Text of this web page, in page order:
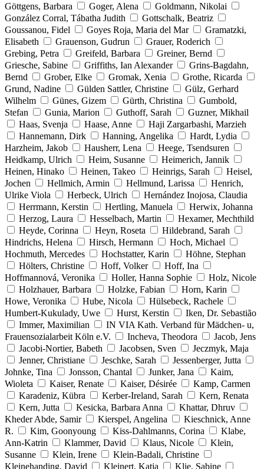
Göttgens, Barbara
Goger, Alena
Goldmann, Nikolai
González Corral, Tábatha Judith
Gottschalk, Beatriz
Goussanou, Fidel
Goyes Roja, Maria del Mar
Gramatzki,
Elisabeth
Grauenson, Gudrun
Grauer, Roderich
Grebing, Petra
Greifeld, Barbara
Greiner, Bernd
Griesche, Sabine
Griffiths, Ian Alexander
Grins-Bagdahn,
Bernd
Grober, Elke Gromak, Xenia
Grothe, Ricarda
Grund, Nadine
Gülden Sattler, Christine
Gülz, Gerhard
Wilhelm
Günes, Gizem Gürth, Christina
Gumbold,
Stefan
Gunia, Marion Guthoff, Sarah
Guzner, Mikhail
Haas, Svenja
Haase, Anne
Haji Zargarbashi, Marzieh
Hannemann, Dirk
Hanning, Angelika
Hardt, Lydia
Harzheim, Jakob
Hausherr, Lena
Heege, Tsendsuren
Heidkamp, Ulrich
Heim, Susanne
Heimerich, Jannik
Heinen, Hinako
Heinen, Takeo Heinrigs, Sarah
Heisel,
Jochen
Hellmich, Armin Hellmund, Larissa
Henrich,
Ulrike Viola
Herbeck, Ulrich
Hernández Inojosa, Claudia
Herrmann, Kerstin
Hertling, Manuela
Herwix, Johanna
Herzog, Laura
Hesselbach, Martin
Hexamer, Mechthild
Heyde, Corinna
Heyn, Roseta
Hildebrand, Sarah
Hindrichs, Helena
Hirsch, Hermann
Hoch, Michael
Hochmuth, Mercedes
Hochstatter, Karin
Höhne, Stephan
Hölters, Christine
Hoff, Volker
Hoff, Ina
Hoffmannová, Veronika
Holler, Hanna Sophie
Holz, Nicole
Holzhauer, Barbara
Holzke, Fabian
Horn, Karin
Howe, Veronika
Hube, Nicola
Hülsebeck, Rachele
Humbert-Kukulady, Uwe
Hurst, Kerstin
Iken, Dr. Sebastião
Immer, Maximilian
IN VIA Kath. Verband für Mädchen- u,
Frauensozialarbeit Köln e.V.
Incheva, Theodora
Jacob, Jens
Jacobi-Nortier, Babeth
Jacobsen, Sven
Jeczmyk, Maja
Jenner, Christiane
Jeschke, Sarah
Jessenberger, Jutta
Johnke, Tina
Jonsson, Chantal Junker, Jana
Kaim,
Wioleta
Kaiser, Renate Kaiser, Désirée
Kamp, Carmen
Karadeniz, Kübra
Kerber-Ireland, Sarah
Kern, Renata
Kern, Jutta
Kesicka, Barbara Anna
Khattar, Dhruv
Kheder Abde, Samir
Kierspel, Angelina
Kieschnick, Anne
R.
Kim, Goonyoung Kiss-Dahlmanns, Corina
Klabe,
Ann-Katrin
Klammer, David Klaus, Nicole
Klein,
Susanne
Klein, Irene
Klein-Badali, Christine
Kleinehanding, David
Kleinert, Katja Klie, Sabine